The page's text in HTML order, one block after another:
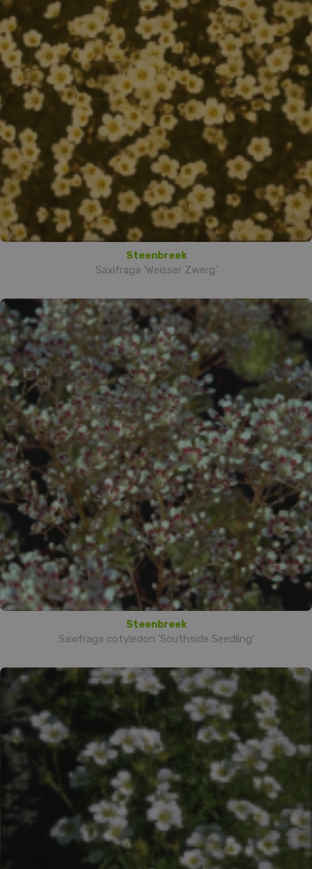
Steenbreek
Saxifraga 'Weisser Zwerg'
Steenbreek
Saxifraga cotyledon 'Southside Seedling'